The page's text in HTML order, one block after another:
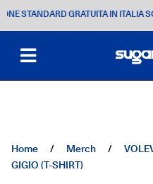
STANDARD GRATUITA IN ITALIA
Home / Merch /
GIGIO (T-SHIRT)